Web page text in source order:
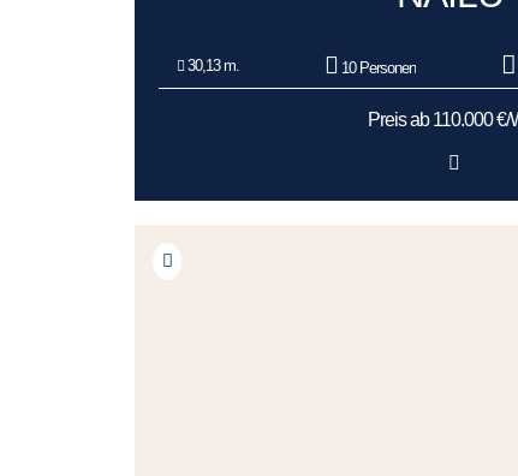
30,13 m. 10 Personen
Preis ab 110.000 €/